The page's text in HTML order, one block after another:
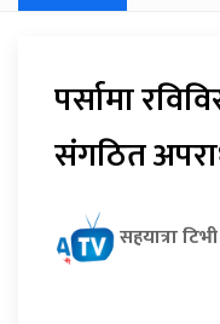
पर्सामा
संगठित
सहयात्रा टिभी